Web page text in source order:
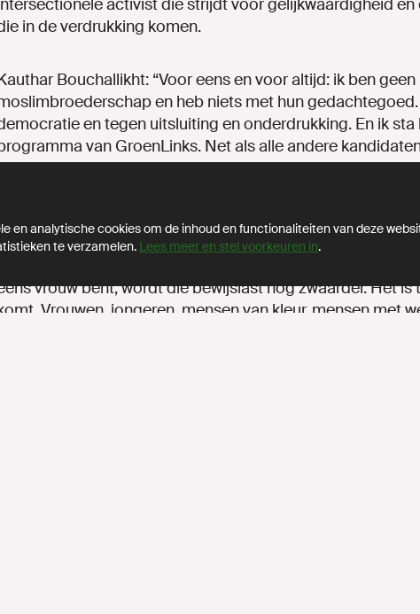
en analytische cookies om de inhoud en functionaliteiten van deze
te verzamelen. Lees meer en stel voorkeuren in.
activist die strijdt voor gelijkwaardigheid
in de verdrukking komen.
Bouchallikht: “Voor eens en voor altijd: ik ben
en heb niets met hun
en tegen uitsluiting en onderdrukking. En ik
van GroenLinks. Net als alle andere
nu hebben over hoe we Nederland samen eerlijker,
Klaver: “Helaas is dit de realiteit voor veel jonge
vrouw bent, wordt die bewijslast nog zwaarder. Het
Vrouwen, jongeren, mensen van kleur, mensen met